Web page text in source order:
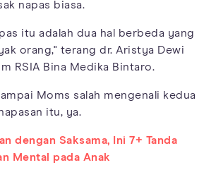
napas biasa.
itu adalah dua hal berbeda yang
orang," terang dr. Aristya Dewi
RSIA Bina Medika Bintaro.
Moms salah mengenali kedua
itu, ya.
dengan Saksama, Ini 7+ Tanda
Mental pada Anak